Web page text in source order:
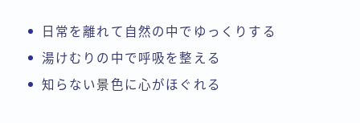
日常を離れて自然の中でゆっくりする
湯けむりの中で呼吸を整える
知らない景色に心がほぐれる